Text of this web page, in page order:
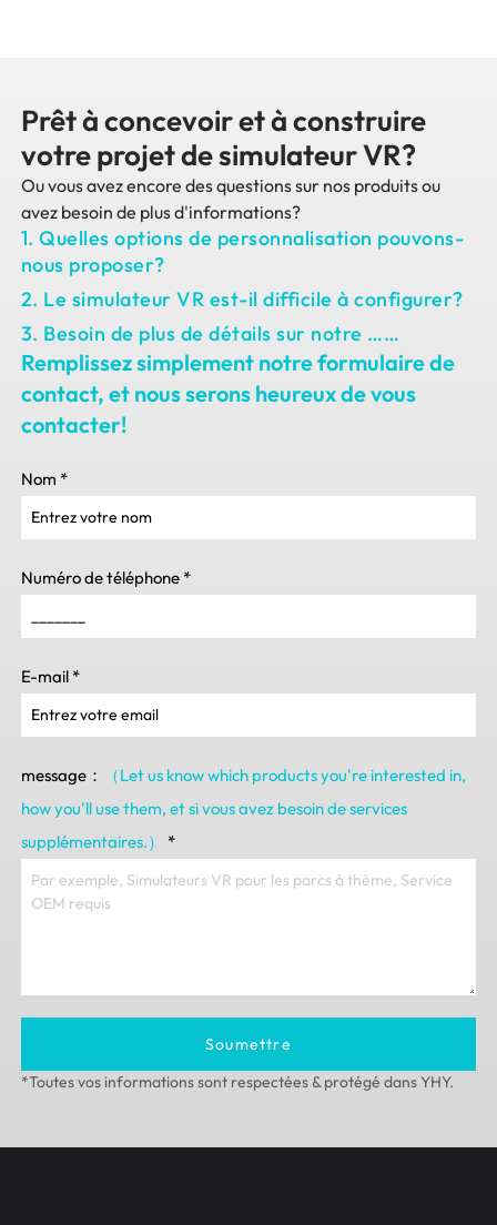
Prêt à concevoir et à construire
votre projet de simulateur VR?
Ou vous avez encore des questions sur nos produits ou
avez besoin de plus d'informations?
1. Quelles options de personnalisation pouvons-
nous proposer?
2. Le simulateur VR est-il difficile à configurer?
3. Besoin de plus de détails sur notre ……
Remplissez simplement notre formulaire de
contact, et nous serons heureux de vous
contacter!
Nom *
Numéro de téléphone *
E-mail *
message： （Let us know which products you're interested in,
how you'll use them, et si vous avez besoin de services
supplémentaires.）
*
Soumettre
*Toutes vos informations sont respectées & protégé dans YHY.